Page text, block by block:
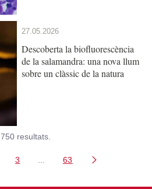
27.05.2026
Descoberta la biofluorescència
de la salamandra: una nova llum
sobre un clàssic de la natura
resultats.
Pàgina
3 Pàgines intermèdies
Pàgina
63